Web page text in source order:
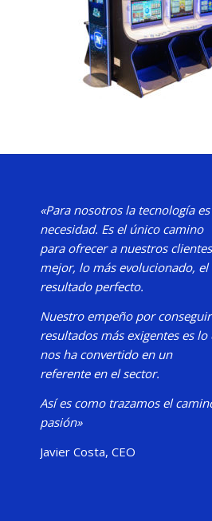
«Para nosotros la tecnología
necesidad. Es el único camino
para ofrecer a nuestros
mejor, lo más evolucionado, el
resultado perfecto.
Nuestro empeño por
resultados más exigentes es lo
nos ha convertido en un
referente en el sector.
Así es como trazamos el
pasión»
Javier Costa, CEO